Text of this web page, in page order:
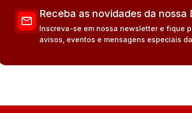
Receba as novidades da nossa
Inscreva-se em nossa newsletter e fique
avisos, eventos e mensagens especiais